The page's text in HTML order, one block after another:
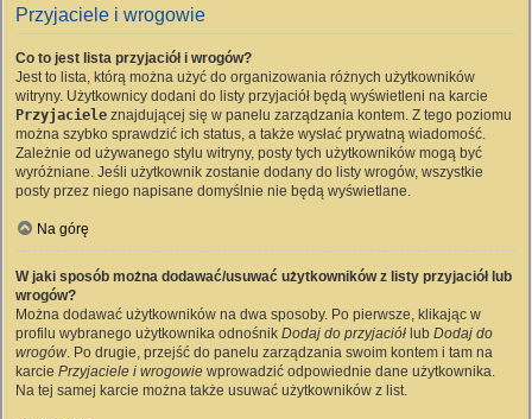
Przyjaciele i wrogowie
Co to jest lista przyjaciół i wrogów?
Jest to lista, którą można użyć do organizowania różnych użytkowników
witryny. Użytkownicy dodani do listy przyjaciół będą wyświetleni na karcie
Przyjaciele znajdującej się w panelu zarządzania kontem. Z tego poziomu
można szybko sprawdzić ich status, a także wysłać prywatną wiadomość.
Zależnie od używanego stylu witryny, posty tych użytkowników mogą być
wyróżniane. Jeśli użytkownik zostanie dodany do listy wrogów, wszystkie
posty przez niego napisane domyślnie nie będą wyświetlane.
Na górę
W jaki sposób można dodawać/usuwać użytkowników z listy przyjaciół lub
wrogów?
Można dodawać użytkowników na dwa sposoby. Po pierwsze, klikając w
profilu wybranego użytkownika odnośnik Dodaj do przyjaciół lub Dodaj do
wrogów. Po drugie, przejść do panelu zarządzania swoim kontem i tam na
karcie Przyjaciele i wrogowie wprowadzić odpowiednie dane użytkownika.
Na tej samej karcie można także usuwać użytkowników z list.